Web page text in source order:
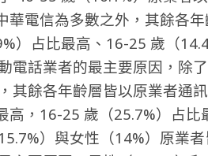
華電信為多數之外，其餘各
）占比最高、16-25 歲（
電話業者的最主要原因，除
其餘各年齡層皆以原業者通
高，16-25 歲（25.7%）占比
）與女性（14%）原業